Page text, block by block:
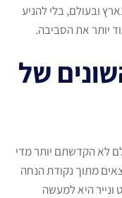
ובעולם, בלי להניע
יותר את הסביבה.
של
לא הקדשתם יותר מדי
מתוך נקודת הנחה
היא למעשה